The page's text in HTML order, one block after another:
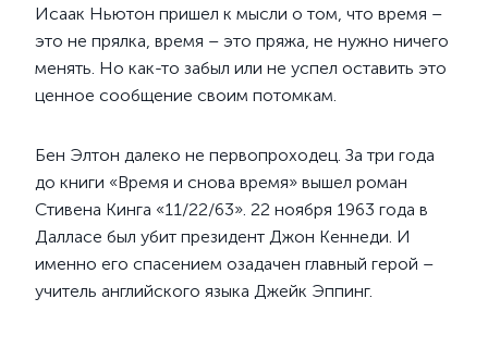
Исаак Ньютон пришел к мысли о том, что время –
это не прялка, время – это пряжа, не нужно ничего
менять. Но как-то забыл или не успел оставить это
ценное сообщение своим потомкам.
Бен Элтон далеко не первопроходец. За три года
до книги «Время и снова время» вышел роман
Стивена Кинга «11/22/63». 22 ноября 1963 года в
Далласе был убит президент Джон Кеннеди. И
именно его спасением озадачен главный герой –
учитель английского языка Джейк Эппинг.